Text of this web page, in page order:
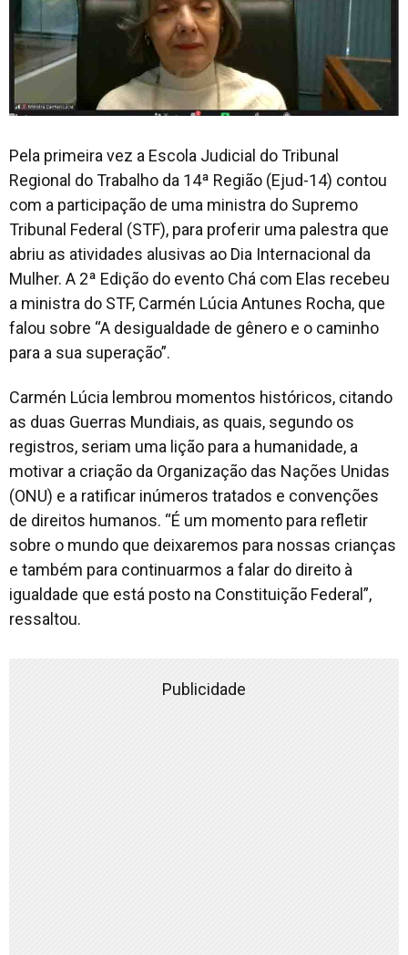
Pela primeira vez a Escola Judicial do Tribunal
Regional do Trabalho da 14ª Região (Ejud-14) contou
com a participação de uma ministra do Supremo
Tribunal Federal (STF), para proferir uma palestra que
abriu as atividades alusivas ao Dia Internacional da
Mulher. A 2ª Edição do evento Chá com Elas recebeu
a ministra do STF, Carmén Lúcia Antunes Rocha, que
falou sobre “A desigualdade de gênero e o caminho
para a sua superação”.
Carmén Lúcia lembrou momentos históricos, citando
as duas Guerras Mundiais, as quais, segundo os
registros, seriam uma lição para a humanidade, a
motivar a criação da Organização das Nações Unidas
(ONU) e a ratificar inúmeros tratados e convenções
de direitos humanos. “É um momento para refletir
sobre o mundo que deixaremos para nossas crianças
e também para continuarmos a falar do direito à
igualdade que está posto na Constituição Federal”,
ressaltou.
Publicidade